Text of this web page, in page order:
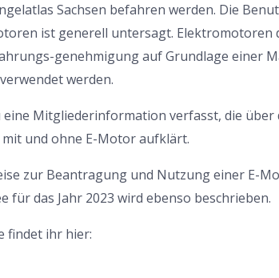
Sachsen befahren werden. Die
ist generell untersagt.
genehmigung auf Grundlage einer
werden.
eine Mitgliederinformation verfasst, die
und ohne E-Motor aufklärt.
zur Beantragung und Nutzung einer E-
für das Jahr 2023 wird ebenso beschrieben.
findet ihr hier: